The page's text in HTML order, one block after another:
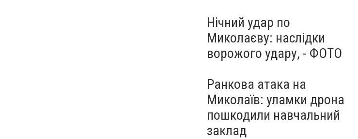
Нічний удар по
Миколаєву: наслідки
ворожого удару, - ФОТО
Ранкова атака на
Миколаїв: уламки дрона
пошкодили навчальний
заклад